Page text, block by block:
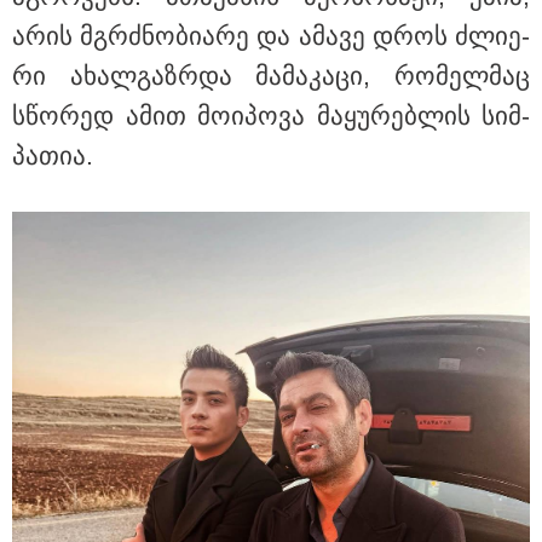
"დასავლეთმა საქართველო ჩვენ წინააღმდეგ
გეოპოლიტიკური ბრძოლის უგუნურ იარაღად
გამოიყენა" - დიმიტრი მედვედევი
13:36 / 09-08-2026
24 წლის ფეხბურთელს თამაშის
დროს ელვამ დაარტყა,
დაშავდა 12 ადამიანი -
ვრცელდება ტრაგიკული
არის მგრძნო­ბი­ა­რე და ამა­ვე დროს ძლი­ე­
რი ახალ­გაზ­რდა მა­მა­კა­ცი, რო­მელ­მაც
სწო­რედ ამით მო­ი­პო­ვა მა­ყუ­რებ­ლის სიმ­
პა­თია.